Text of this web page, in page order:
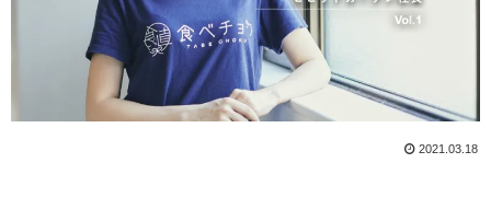
2021.03.18